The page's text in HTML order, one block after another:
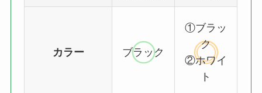
カラー ブラック
①ブラッ
ク
②ホワイ
ト